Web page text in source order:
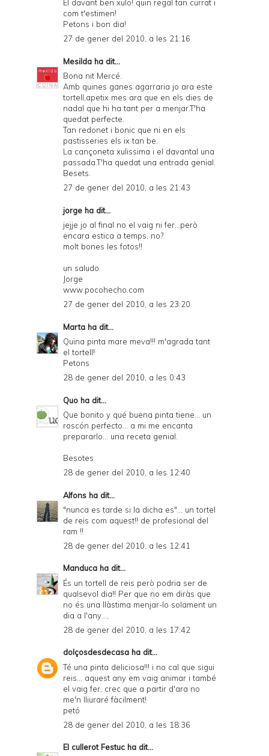
El davant ben xulo! quin regal tan currat i
com t'estimen!
Petons i bon dia!
27 de gener del 2010, a les 21:16
Mesilda ha dit...
Bona nit Mercé.
Amb quines ganes agarraria jo ara este
tortell,apetix mes ara que en els dies de
nadal que hi ha tant per a menjar.T'ha
quedat perfecte.
Tan redonet i bonic que ni en els
pastisseries els ix tan be.
La cançoneta xulissima i el davantal una
passada.T'ha quedat una entrada genial.
Besets.
27 de gener del 2010, a les 21:43
jorge ha dit...
jejje jo al final no el vaig ni fer...però
encara estica a temps, no?
molt bones les fotos!!
un saludo
Jorge
www.pocohecho.com
27 de gener del 2010, a les 23:20
Marta ha dit...
Quina pinta mare meva!!! m'agrada tant
el tortell!
Petons
28 de gener del 2010, a les 0:43
Quo ha dit...
Que bonito y qué buena pinta tiene... un
roscón perfecto... a mi me encanta
prepararlo... una receta genial.
Besotes
28 de gener del 2010, a les 12:40
Alfons ha dit...
"nunca es tarde si la dicha es"... un tortel
de reis com aquest!! de profesional del
ram !!
28 de gener del 2010, a les 12:41
Manduca ha dit...
És un tortell de reis però podria ser de
qualsevol dia!! Per que no em diràs que
no és una llàstima menjar-lo solament un
dia a l'any...,
28 de gener del 2010, a les 17:42
dolçosdesdecasa ha dit...
Té una pinta deliciosa!!! i no cal que sigui
reis... aquest any em vaig animar i també
el vaig fer, crec que a partir d'ara no
me'n lliuraré fàcilment!
petó
28 de gener del 2010, a les 18:36
El cullerot Festuc ha dit...